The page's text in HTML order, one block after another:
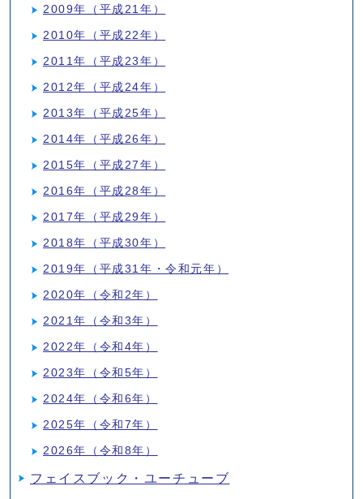
2009年（平成21年）
2010年（平成22年）
2011年（平成23年）
2012年（平成24年）
2013年（平成25年）
2014年（平成26年）
2015年（平成27年）
2016年（平成28年）
2017年（平成29年）
2018年（平成30年）
2019年（平成31年・令和元年）
2020年（令和2年）
2021年（令和3年）
2022年（令和4年）
2023年（令和5年）
2024年（令和6年）
2025年（令和7年）
2026年（令和8年）
フェイスブック・ユーチューブ